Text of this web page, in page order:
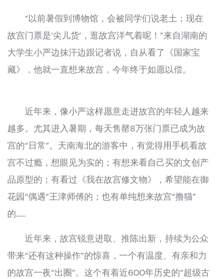
“以前暑假到博物馆，会被同学们说老土；现在
故宫门票是‘尖儿货’，逛故宫洋气着呢！”来自湖南的
大学生小严边抹汗边跟记者说，自从看了《国家宝
藏》，他就一直想来故宫，今年终于如愿以偿。
近年来，像小严这样愿意走进故宫的年轻人越来
越多。尤其进入暑期，每天售罄8万张门票已成为故
宫的“日常”。天南海北的游客中，有觉得用手机看故
宫不过瘾，想眼见为实的；有想来看自己买的文创产
品原型的；有看过《我在故宫修文物》，希望能在御
花园“偶遇”王津师傅的；也有单纯想来故宫“撸猫”
的……
近年来，故宫锐意进取、推陈出新，持续为公众
带来“还有这种操作”的惊喜，一个有温度、有亲和力
的故宫一夜“出圈”。这个有着近600年历史的“超级古